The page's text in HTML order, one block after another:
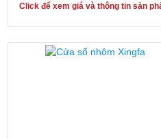
Click để xem giá và thông tin sản